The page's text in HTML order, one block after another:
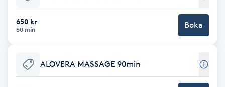
Babylights
Balayage
650 kr
60 min Boka
ALOVERA MASSAGE 90min